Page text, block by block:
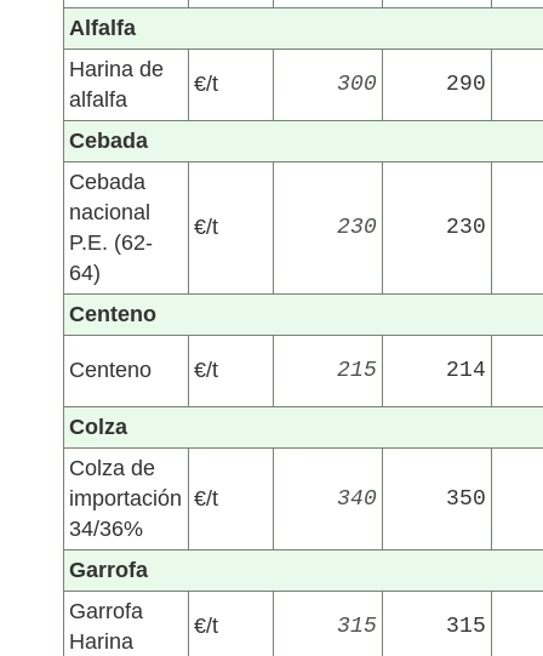
Alfalfa
Harina de
alfalfa
€/t 300 290
Cebada
Cebada
nacional
P.E. (62-
64)
€/t 230 230
Centeno
Centeno €/t 215 214
Colza
Colza de
importación
34/36%
€/t 340 350
Garrofa
Garrofa
Harina
€/t 315 315